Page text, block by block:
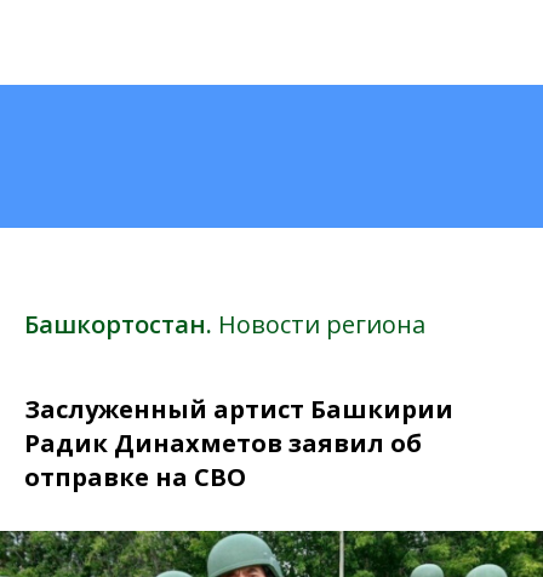
Башкортостан. Новости региона
Заслуженный артист Башкирии
Радик Динахметов заявил об
отправке на СВО